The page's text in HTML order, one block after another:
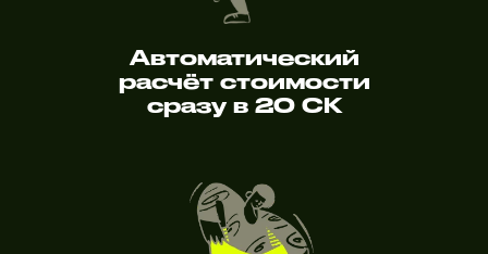
Автоматический
расчёт стоимости
сразу в 20 СК